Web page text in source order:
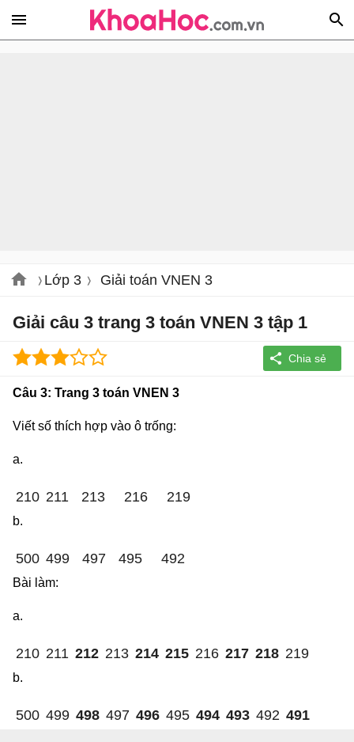
Lớp 3 Giải toán VNEN 3
Giải câu 3 trang 3 toán VNEN 3 tập 1
Câu 3: Trang 3 toán VNEN 3
Viết số thích hợp vào ô trống:
a.
210 211 213 216 219
b.
500 499 497 495 492
Bài làm:
a.
210 211 212 213 214 215 216 217 218 219
b.
500 499 498 497 496 495 494 493 492 491